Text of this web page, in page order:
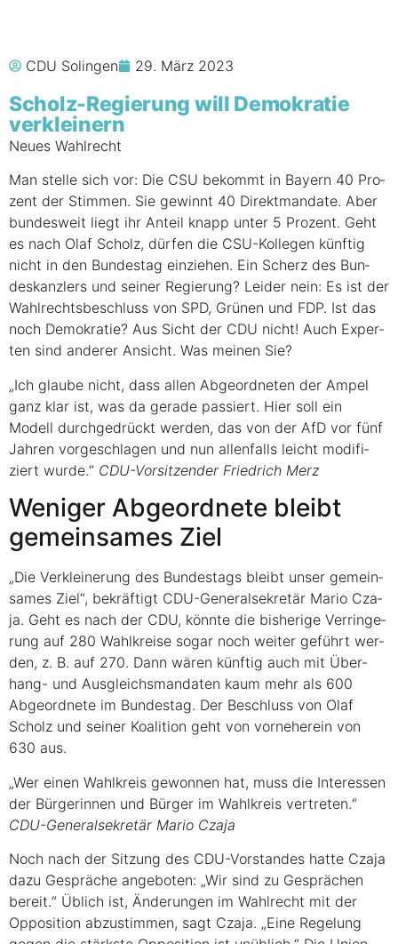
CDU Solingen 29. März 2023
Scholz-Regie­rung will Demo­kra­tie
verkleinern
Neu­es Wahlrecht
Man stel­le sich vor: Die CSU bekommt in Bay­ern 40 Pro­
zent der Stim­men. Sie gewinnt 40 Direkt­man­da­te. Aber
bun­des­weit liegt ihr Anteil knapp unter 5 Pro­zent. Geht
es nach Olaf Scholz, dür­fen die CSU-Kol­le­gen künf­tig
nicht in den Bun­des­tag ein­zie­hen. Ein Scherz des Bun­
des­kanz­lers und sei­ner Regie­rung? Lei­der nein: Es ist der
Wahl­rechts­be­schluss von SPD, Grü­nen und FDP. Ist das
noch Demo­kra­tie? Aus Sicht der CDU nicht! Auch Exper­
ten sind ande­rer Ansicht. Was mei­nen Sie?
„Ich glau­be nicht, dass allen Abge­ord­ne­ten der Ampel
ganz klar ist, was da gera­de pas­siert. Hier soll ein
Modell durch­ge­drückt wer­den, das von der AfD vor fünf
Jah­ren vor­ge­schla­gen und nun allen­falls leicht modi­fi­
ziert wur­de.“ CDU-Vor­sit­zen­der Fried­rich Merz
Weni­ger Abge­ord­ne­te bleibt
gemein­sa­mes Ziel
„Die Ver­klei­ne­rung des Bun­des­tags bleibt unser gemein­
sa­mes Ziel“, bekräf­tigt CDU-Gene­ral­se­kre­tär Mario Cza­
ja. Geht es nach der CDU, könn­te die bis­he­ri­ge Ver­rin­ge­
rung auf 280 Wahl­krei­se sogar noch wei­ter geführt wer­
den, z. B. auf 270. Dann wären künf­tig auch mit Über­
hang- und Aus­gleichs­man­da­ten kaum mehr als 600
Abge­ord­ne­te im Bun­des­tag. Der Beschluss von Olaf
Scholz und sei­ner Koali­ti­on geht von vor­ne­her­ein von
630 aus.
„Wer einen Wahl­kreis gewon­nen hat, muss die Inter­es­sen
der Bür­ge­rin­nen und Bür­ger im Wahl­kreis ver­tre­ten.“
CDU-Gene­ral­se­kre­tär Mario Czaja
Noch nach der Sit­zung des CDU-Vor­stan­des hat­te Cza­ja
dazu Gesprä­che ange­bo­ten: „Wir sind zu Gesprä­chen
bereit.“ Üblich ist, Ände­run­gen im Wahl­recht mit der
Oppo­si­ti­on abzu­stim­men, sagt Cza­ja. „Eine Rege­lung